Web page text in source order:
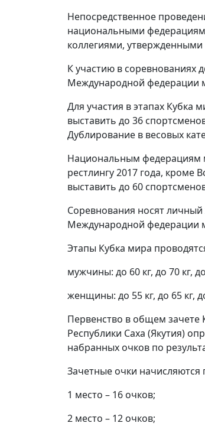
Непосредственное
национальными
коллегиями,
К участию в соревнованиях
Международной федерации
Для участия в этапах
выставить до 36
Дублирование в весовых
Национальным федерациям
рестлингу 2017 года, кроме
выставить до 60
Соревнования носят
Международной федерации
Этапы Кубка мира
мужчины: до 60 кг, до 70 кг,
женщины: до 55 кг, до 65 кг,
Первенство в общем зачете
Республики Саха (Якутия)
набранных очков по
Зачетные очки
1 место – 16 очков;
2 место – 12 очков;